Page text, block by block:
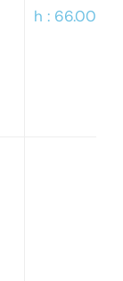
h : 66.00 €